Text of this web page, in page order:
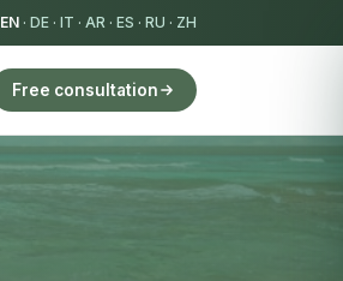
EN · DE · IT · AR · ES · RU · ZH
Free consultation